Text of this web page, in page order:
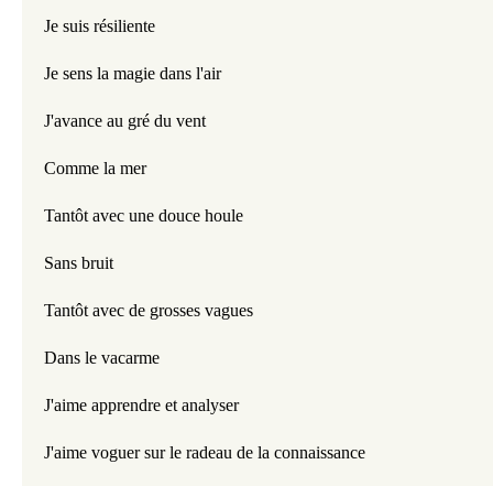
Je suis résiliente
Je sens la magie dans l'air
J'avance au gré du vent
Comme la mer
Tantôt avec une douce houle
Sans bruit
Tantôt avec de grosses vagues
Dans le vacarme
J'aime apprendre et analyser
J'aime voguer sur le radeau de la connaissance